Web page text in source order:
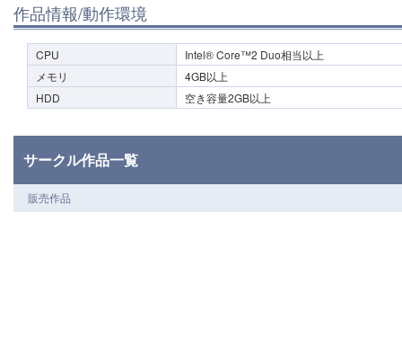
作品情報/動作環境
CPU
Intel® Core™2 Duo相当以上
メモリ
4GB以上
HDD
空き容量2GB以上
サークル作品一覧
販売作品